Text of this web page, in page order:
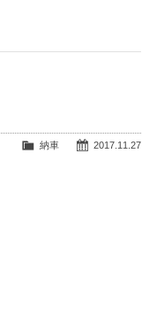
2017.11.27
納車